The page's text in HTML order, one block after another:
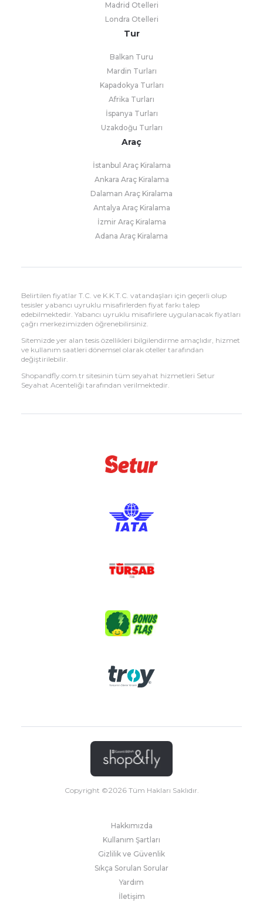
Madrid Otelleri
Londra Otelleri
Tur
Balkan Turu
Mardin Turları
Kapadokya Turları
Afrika Turları
İspanya Turları
Uzakdoğu Turları
Araç
İstanbul Araç Kiralama
Ankara Araç Kiralama
Dalaman Araç Kiralama
Antalya Araç Kiralama
İzmir Araç Kiralama
Adana Araç Kiralama
Belirtilen fiyatlar T.C. ve K.K.T.C. vatandaşları için geçerli olup
tesisler yabancı uyruklu misafirlerden fiyat farkı talep
edebilmektedir. Yabancı uyruklu misafirlere uygulanacak fiyatları
çağrı merkezimizden öğrenebilirsiniz.
Sitemizde yer alan tesis özellikleri bilgilendirme amaçlıdır, hizmet
ve kullanım saatleri dönemsel olarak oteller tarafından
değiştirilebilir.
Shopandfly.com.tr sitesinin tüm seyahat hizmetleri Setur
Seyahat Acenteliği tarafından verilmektedir.
Copyright ©2026Tüm Hakları Saklıdır.
Hakkımızda
Kullanım Şartları
Gizlilik ve Güvenlik
Sıkça Sorulan Sorular
Yardım
İletişim